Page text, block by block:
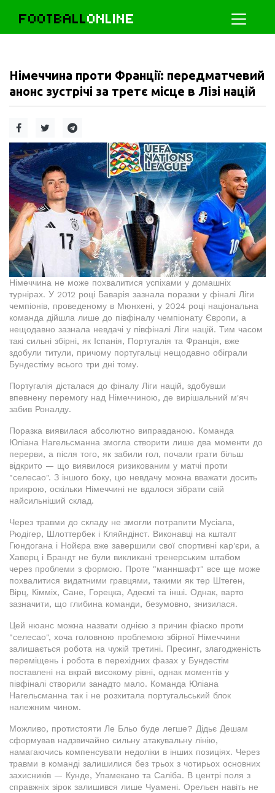
FOOTBALLONLINE
Німеччина проти Франції: передматчевий
анонс зустрічі за третє місце в Лізі націй
Німеччина не може похвалитися успіхами у домашніх
турнірах. У 2012 році Баварія зазнала поразки у фіналі Ліги
чемпіонів, проведеному в Мюнхені, у 2024 році національна
команда дійшла лише до півфіналу чемпіонату Європи, а
нещодавно зазнала невдачі у півфіналі Ліги націй. Тим часом
такі сильні збірні, як Іспанія, Португалія та Франція, вже
здобули титули, причому португальці нещодавно обіграли
Бундестіму всього три дні тому.
Португалія дісталася до фіналу Ліги націй, здобувши
впевнену перемогу над Німеччиною, де вирішальний м'яч
забив Роналду.
Поразка виявилася абсолютно виправданою. Команда
Юліана Нагельсманна змогла створити лише два моменти до
перерви, а після того, як забили гол, почали грати більш
відкрито — що виявилося ризикованим у матчі проти
"селесао". З іншого боку, цю невдачу можна вважати досить
прикрою, оскільки Німеччині не вдалося зібрати свій
найсильніший склад.
Через травми до складу не змогли потрапити Мусіала,
Рюдігер, Шлоттербек і Кляйндінст. Виконавці на кшталт
Гюндогана і Нойєра вже завершили свої спортивні кар'єри, а
Хаверц і Брандт не були викликані тренерським штабом
через проблеми з формою. Проте "манншафт" все ще може
похвалитися видатними гравцями, такими як тер Штеген,
Вірц, Кімміх, Сане, Горецка, Адеємі та інші. Однак, варто
зазначити, що глибина команди, безумовно, знизилася.
Цей нюанс можна назвати однією з причин фіаско проти
"селесао", хоча головною проблемою збірної Німеччини
залишається робота на чужій третині. Пресинг, злагодженість
переміщень і робота в перехідних фазах у Бундестім
поставлені на вкрай високому рівні, однак моментів у
півфіналі створили занадто мало. Команда Юліана
Нагельсманна так і не розхитала португальський блок
належним чином.
Можливо, протистояти Ле Бльо буде легше? Дідьє Дешам
сформував надзвичайно сильну атакувальну лінію,
намагаючись компенсувати недоліки в інших позиціях. Через
травми в команді залишилися без трьох з чотирьох основних
захисників — Кунде, Упамекано та Саліба. В центрі поля з
справжніх зірок залишився лише Чуамені. Орельєн навіть не